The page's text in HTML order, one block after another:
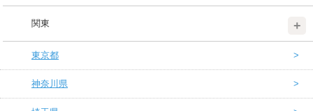
関東
東京都
神奈川県